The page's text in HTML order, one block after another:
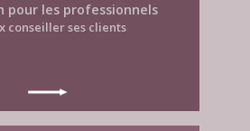
pour les professionnels
conseiller ses clients